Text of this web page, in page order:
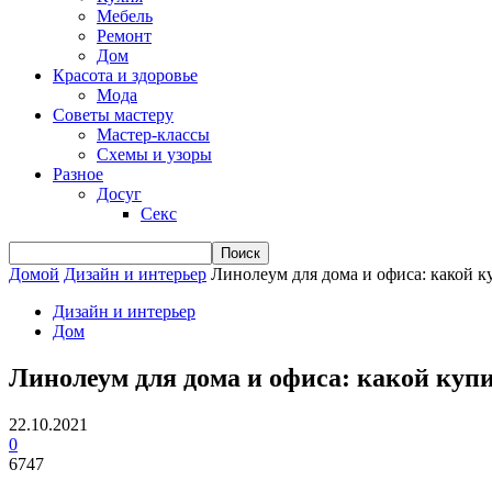
Мебель
Ремонт
Дом
Красота и здоровье
Мода
Советы мастеру
Мастер-классы
Схемы и узоры
Разное
Досуг
Секс
Домой Дизайн и интерьер Линолеум для дома и офиса: какой
Дизайн и интерьер
Дом
Линолеум для дома и офиса: какой
22.10.2021
0
6747